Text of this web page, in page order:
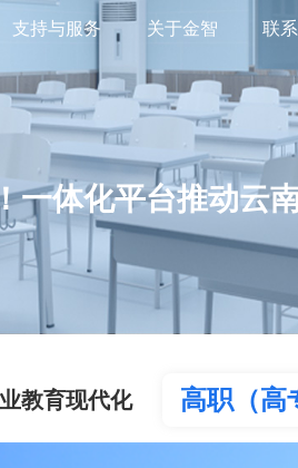
支持与服务 关于金智 联
一体化平台推动云
教育现代化 高职（高